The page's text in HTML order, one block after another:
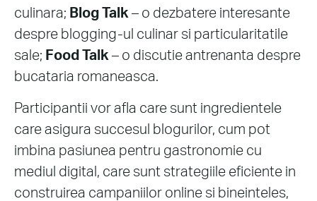
culinara; Blog Talk – o dezbatere interesante
despre blogging-ul culinar si particularitatile
sale; Food Talk – o discutie antrenanta despre
bucataria romaneasca.
Participantii vor afla care sunt ingredientele
care asigura succesul blogurilor, cum pot
imbina pasiunea pentru gastronomie cu
mediul digital, care sunt strategiile eficiente in
construirea campaniilor online si bineinteles,